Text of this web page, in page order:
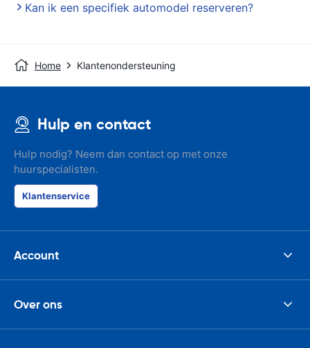
Kan ik een specifiek automodel reserveren?
Home Klantenondersteuning
Hulp en contact
Hulp nodig? Neem dan contact op met onze
huurspecialisten.
Klantenservice
Account
Over ons